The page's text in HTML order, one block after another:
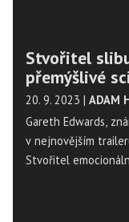
Stvořitel
přemýšlivé
20. 9. 2023 | ADAM
Gareth Edwards,
v nejnovějším
Stvořitel